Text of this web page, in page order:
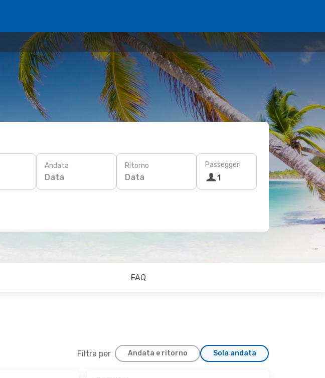
Andata
Data
Ritorno
Data
Passeggeri
1
FAQ
Filtra per Andata e ritorno Sola andata